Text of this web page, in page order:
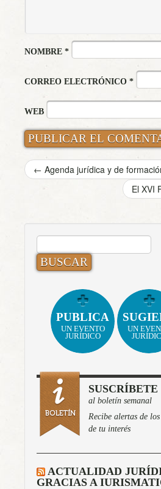
NOMBRE *
CORREO ELECTRÓNICO *
WEB
← Agenda jurídica y de
El XVI
BUSCAR:
PUBLICA
UN EVENTO
JURÍDICO
UN
SUSCRÍBETE
al boletín semanal
Recibe alertas de los
de tu interés
ACTUALIDAD
GRACIAS A